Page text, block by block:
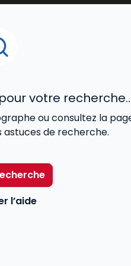
votre
ou consultez la
astuces de recherche.
l’aide